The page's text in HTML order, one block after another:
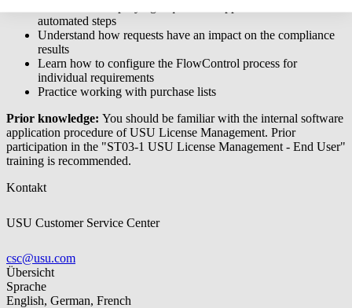
automated steps
Understand how requests have an impact on the compliance
results
Learn how to configure the FlowControl process for
individual requirements
Practice working with purchase lists
Prior knowledge: You should be familiar with the internal software
application procedure of USU License Management. Prior
participation in the "ST03-1 USU License Management - End User"
training is recommended.
Kontakt
USU Customer Service Center
csc@usu.com
Übersicht
Sprache
English, German, French